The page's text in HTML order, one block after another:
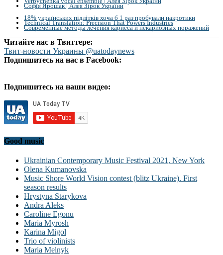
Софія Ярошак | Алея Зірок України
18% українських підлітків хоча б 1 раз пробували накротики
Technical Translation: Precision That Powers Industries
Современные методы лечения кариеса и некариозных поражений
Читайте нас в Твиттере:
Твит-новости Украины @uatodaynews
Подпишитесь на нас в Facebook:
Подпишитесь на наши видео:
Good music
Ukrainian Contemporary Music Festival 2021, New York
Olena Kumanovska
Music Shore World Vision contest (blitz Ukraine). First
season results
Hrystyna Starykova
Andra Aleks
Caroline Egonu
Maria Myrosh
Karina Migol
Trio of violinists
Maria Melnyk